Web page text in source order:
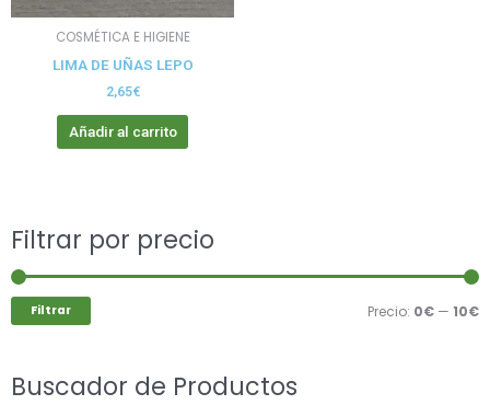
COSMÉTICA E HIGIENE
LIMA DE UÑAS LEPO
2,65€
Añadir al carrito
Filtrar por precio
Filtrar Precio: 0€ — 10€
Buscador de Productos
Buscar